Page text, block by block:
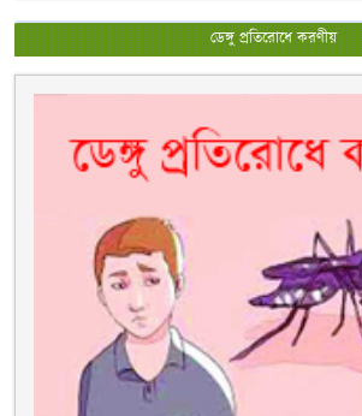
ডেঙ্গু প্রতিরোধে করণীয়